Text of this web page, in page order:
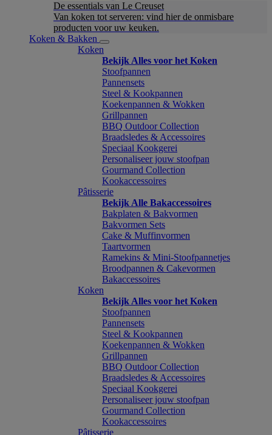
De essentials van Le Creuset
Van koken tot serveren: vind hier de onmisbare
producten voor uw keuken.
Koken & Bakken
Koken
Bekijk Alles voor het Koken
Stoofpannen
Pannensets
Steel & Kookpannen
Koekenpannen & Wokken
Grillpannen
BBQ Outdoor Collection
Braadsledes & Accessoires
Speciaal Kookgerei
Personaliseer jouw stoofpan
Gourmand Collection
Kookaccessoires
Pâtisserie
Bekijk Alle Bakaccessoires
Bakplaten & Bakvormen
Bakvormen Sets
Cake & Muffinvormen
Taartvormen
Ramekins & Mini-Stoofpannetjes
Broodpannen & Cakevormen
Bakaccessoires
Koken
Bekijk Alles voor het Koken
Stoofpannen
Pannensets
Steel & Kookpannen
Koekenpannen & Wokken
Grillpannen
BBQ Outdoor Collection
Braadsledes & Accessoires
Speciaal Kookgerei
Personaliseer jouw stoofpan
Gourmand Collection
Kookaccessoires
Pâtisserie